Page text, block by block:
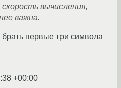
вычисления,
важна.
первые три символа
+00:00